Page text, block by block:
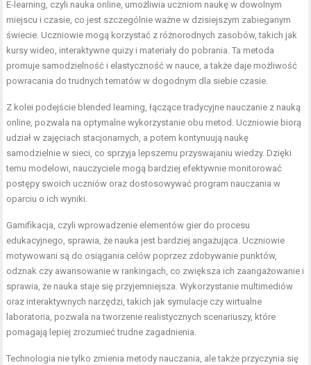
E-learning, czyli nauka online, umożliwia uczniom naukę w dowolnym
miejscu i czasie, co jest szczególnie ważne w dzisiejszym zabieganym
świecie. Uczniowie mogą korzystać z różnorodnych zasobów, takich jak
kursy wideo, interaktywne quizy i materiały do pobrania. Ta metoda
promuje samodzielność i elastyczność w nauce, a także daje możliwość
powracania do trudnych tematów w dogodnym dla siebie czasie.
Z kolei podejście blended learning, łączące tradycyjne nauczanie z nauką
online, pozwala na optymalne wykorzystanie obu metod. Uczniowie biorą
udział w zajęciach stacjonarnych, a potem kontynuują naukę
samodzielnie w sieci, co sprzyja lepszemu przyswajaniu wiedzy. Dzięki
temu modelowi, nauczyciele mogą bardziej efektywnie monitorować
postępy swoich uczniów oraz dostosowywać program nauczania w
oparciu o ich wyniki.
Gamifikacja, czyli wprowadzenie elementów gier do procesu
edukacyjnego, sprawia, że nauka jest bardziej angażująca. Uczniowie
motywowani są do osiągania celów poprzez zdobywanie punktów,
odznak czy awansowanie w rankingach, co zwiększa ich zaangażowanie i
sprawia, że nauka staje się przyjemniejsza. Wykorzystanie multimediów
oraz interaktywnych narzędzi, takich jak symulacje czy wirtualne
laboratoria, pozwala na tworzenie realistycznych scenariuszy, które
pomagają lepiej zrozumieć trudne zagadnienia.
Technologia nie tylko zmienia metody nauczania, ale także przyczynia się